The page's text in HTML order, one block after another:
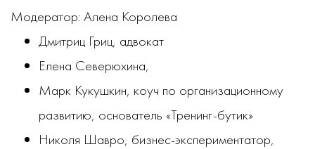
Модератор: Алена Королева
Дмитриц Гриц, адвокат
Елена Северюхина,
Марк Кукушкин, коуч по организационному
развитию, основатель «Тренинг-бутик»
Николя Шавро, бизнес-экспериментатор,